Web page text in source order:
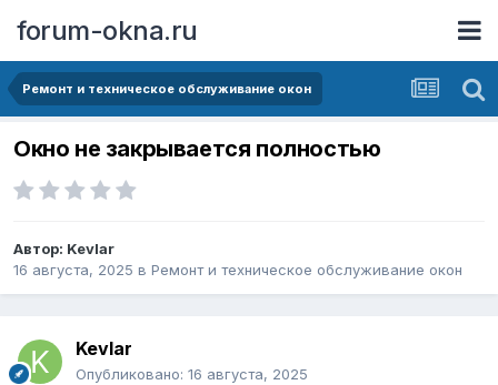
forum-okna.ru
Ремонт и техническое обслуживание окон
Окно не закрывается полностью
Автор: Kevlar
16 августа, 2025 в Ремонт и техническое обслуживание окон
Kevlar
Опубликовано: 16 августа, 2025